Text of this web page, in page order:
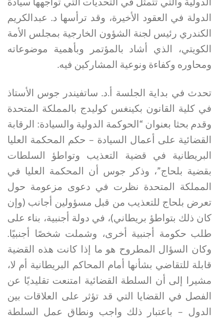
الدولة في العقود الأخيرة، وقد ترأسها د. عبدالكريم
الكندري رئيس لجنة الشؤون الخارجية بمجلس الأمة
الكويتي، الذي أشاد بالمؤتمر وبأهمية موضوعاته
ومحاوره وكفاءة ونوعية المشاركين فيه.
تحدث في بداية الجلسة أ.د. ساتفيندر جوس الأستاذ
في كلية القانون بكينغس كوليدج بالمملكة المتحدة
وقدم بحثا بعنوان “الحوكمة الدولية والسيادة: الرقابة
القضائية على أعمال السيادة – حكم المحكمة العليا
البريطانية في قضية التعذيب وتواطؤ السلطات
بقضية بلحاج”، وذكر جوس أن المحكمة العليا في
المملكة المتحدة نظرت في دعوى مزعومة حول
تعرض بلحاج للتعذيب من قبل مسؤولين أجانب (وإن
كان ذلك بتواطؤ بريطاني)، في دولة أجنبية، بناء على
طلب حكومة أجنبية أخرى، وشملت شخصًا أجنبيًا.
وكان السؤال المطروح هو ما إذا كانت هذه القضية
قابلة للتقاضي بشأنها أمام المحاكم البريطانية أم لا،
مشيرا إلى أن السلطة القضائية امتنعت تقليديًا عن
الفصل في القضايا التي قد تؤثر على العلاقات بين
الدول – باعتبار ذلك واجب ونطاق عمل السلطة